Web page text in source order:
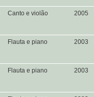
Canto e violão 2005
Flauta e piano 2003
Flauta e piano 2003